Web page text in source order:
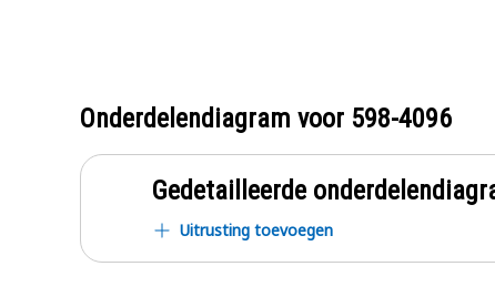
Onderdelendiagram voor 598-4096
Gedetailleerde
Uitrusting toevoegen